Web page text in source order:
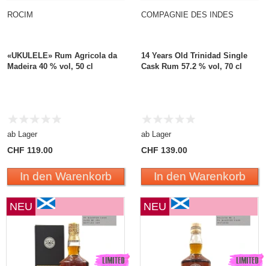
ROCIM
«UKULELE» Rum Agricola da
Madeira 40 % vol, 50 cl
ab Lager
CHF 119.00
In den Warenkorb
COMPAGNIE DES INDES
14 Years Old Trinidad Single
Cask Rum 57.2 % vol, 70 cl
ab Lager
CHF 139.00
In den Warenkorb
NEU NEU